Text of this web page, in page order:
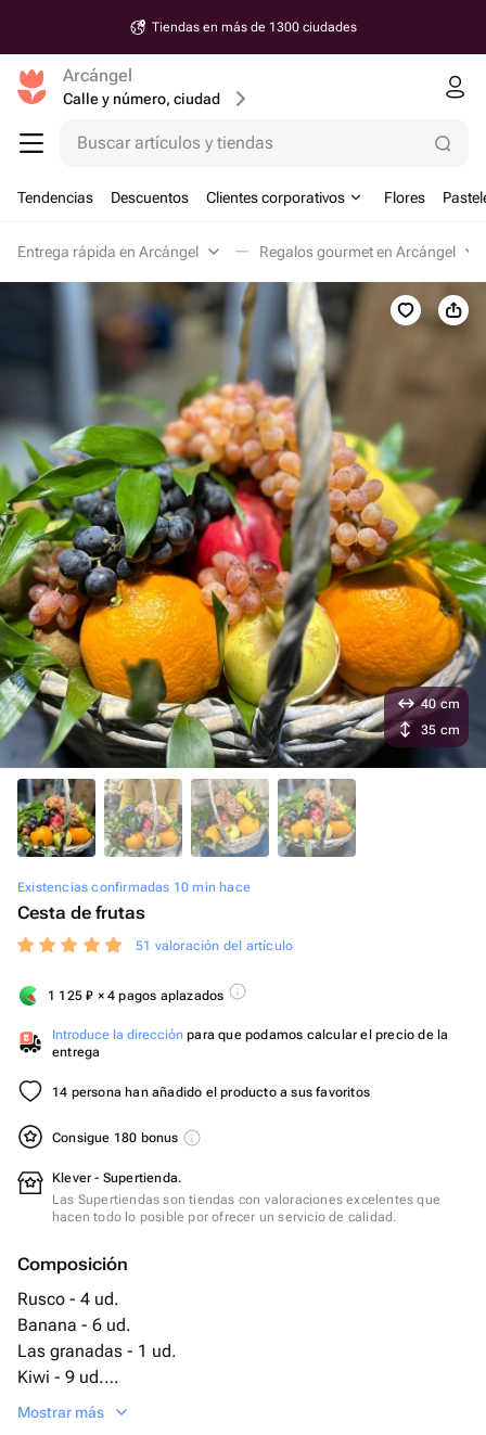
Tiendas en más de 1300 ciudades
Arcángel
Calle y número, ciudad
Buscar artículos y tiendas
Tendencias Descuentos Clientes corporativos Flores
Entrega rápida en Arcángel Regalos gourmet en Arcángel
Existencias confirmadas 10 min hace
Cesta de frutas
51 valoración del artículo
1 125₽ × 4 pagos aplazados
Introduce la dirección para que podamos calcular el precio de la
entrega
14 persona han añadido el producto a sus favoritos
Consigue 180 bonus
Klever - Supertienda.
Las Supertiendas son tiendas con valoraciones excelentes que
hacen todo lo posible por ofrecer un servicio de calidad.
Composición
Rusco - 4 ud.
Banana - 6 ud.
Las granadas - 1 ud.
Kiwi - 9 ud.
La manzana - 4 ud.
Mostrar más
40 cm
35 cm